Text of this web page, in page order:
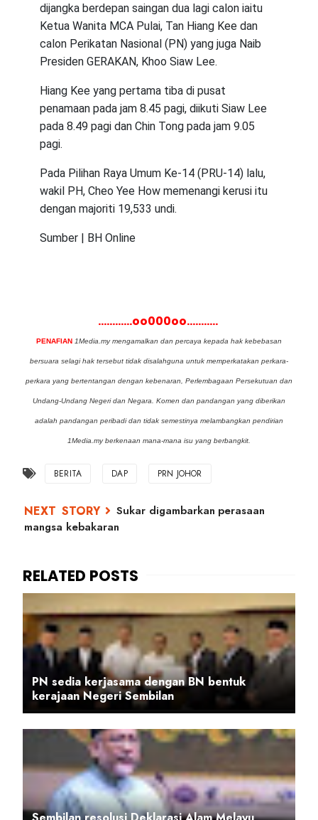
dijangka berdepan saingan dua lagi calon iaitu
Ketua Wanita MCA Pulai, Tan Hiang Kee dan
calon Perikatan Nasional (PN) yang juga Naib
Presiden GERAKAN, Khoo Siaw Lee.
Hiang Kee yang pertama tiba di pusat
penamaan pada jam 8.45 pagi, diikuti Siaw Lee
pada 8.49 pagi dan Chin Tong pada jam 9.05
pagi.
Pada Pilihan Raya Umum Ke-14 (PRU-14) lalu,
wakil PH, Cheo Yee How memenangi kerusi itu
dengan majoriti 19,533 undi.
Sumber | BH Online
............oo000oo...........
PENAFIAN 1Media.my mengamalkan dan percaya kepada hak kebebasan
bersuara selagi hak tersebut tidak disalahguna untuk memperkatakan perkara-
perkara yang bertentangan dengan kebenaran, Perlembagaan Persekutuan dan
Undang-Undang Negeri dan Negara. Komen dan pandangan yang diberikan
adalah pandangan peribadi dan tidak semestinya melambangkan pendirian
1Media.my berkenaan mana-mana isu yang berbangkit.
BERITA DAP PRN JOHOR
Sukar digambarkan perasaan
mangsa kebakaran
PN sedia kerjasama dengan BN bentuk
kerajaan Negeri Sembilan